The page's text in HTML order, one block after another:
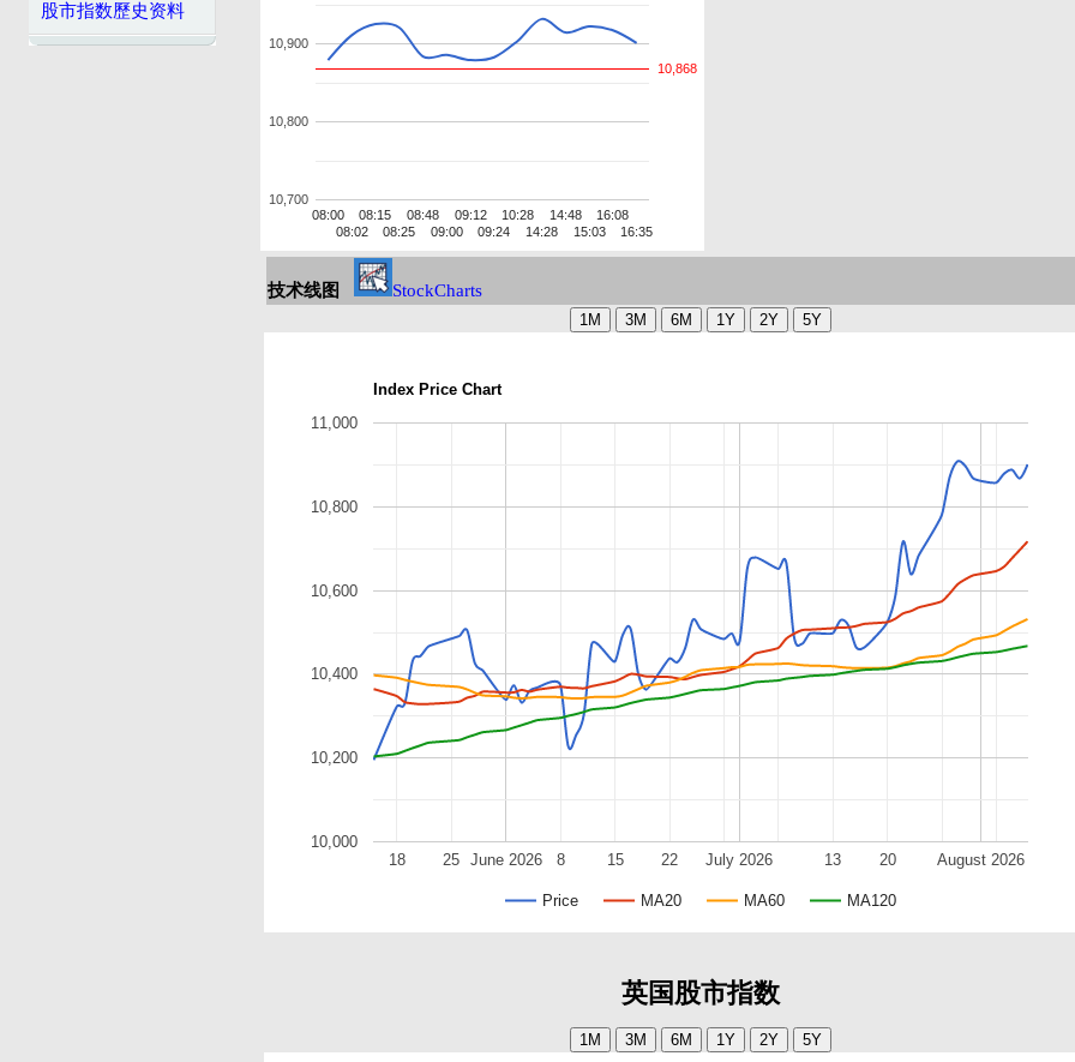
股市指数歷史资料
08:00
08:02
08:15
08:25
08:48
09:00
09:12
09:24
10:28
14:28
14:48
15:03
16:08
16:35
10,700
10,800
10,900
10,868
技术线图 StockCharts
Index Price Chart
Price MA20 MA60 MA120
June 2026 July 2026 August 2026
18 25 8 15 22 13 20
10,000
10,200
10,400
10,600
10,800
11,000
英国股市指数